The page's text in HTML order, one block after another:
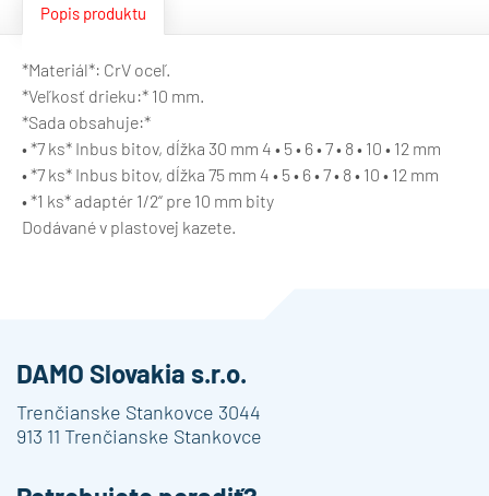
Popis produktu
*Materiál*: CrV oceľ.
*Veľkosť drieku:* 10 mm.
*Sada obsahuje:*
• *7 ks* Inbus bitov, dĺžka 30 mm 4 • 5 • 6 • 7 • 8 • 10 • 12 mm
• *7 ks* Inbus bitov, dĺžka 75 mm 4 • 5 • 6 • 7 • 8 • 10 • 12 mm
• *1 ks* adaptér 1/2“ pre 10 mm bity
Dodávané v plastovej kazete.
DAMO Slovakia s.r.o.
Trenčianske Stankovce 3044
913 11 Trenčianske Stankovce